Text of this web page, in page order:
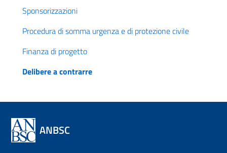
Sponsorizzazioni
Procedura di somma urgenza e di protezione civile
Finanza di progetto
Delibere a contrarre
ANBSC